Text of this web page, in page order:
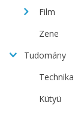
Film
Zene
Tudomány
Technika
Kütyü